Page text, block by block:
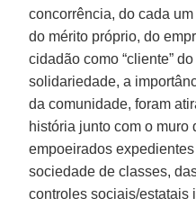
concorrência, do cada
do mérito próprio, do
cidadão como “cliente”
solidariedade, a
da comunidade, foram
história junto com o muro
empoeirados
sociedade de classes,
controles sociais/estatais